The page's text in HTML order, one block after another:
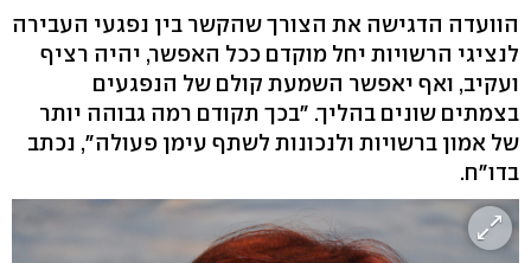
הוועדה הדגישה את הצורך שהקשר בין נפגעי העבירה
לנציגי הרשויות יחל מוקדם ככל האפשר, יהיה רציף
ועקיב, ואף יאפשר השמעת קולם של הנפגעים
בצמתים שונים בהליך. "בכך תקודם רמה גבוהה יותר
של אמון ברשויות ולנכונות לשתף עימן פעולה", נכתב
בדו"ח.